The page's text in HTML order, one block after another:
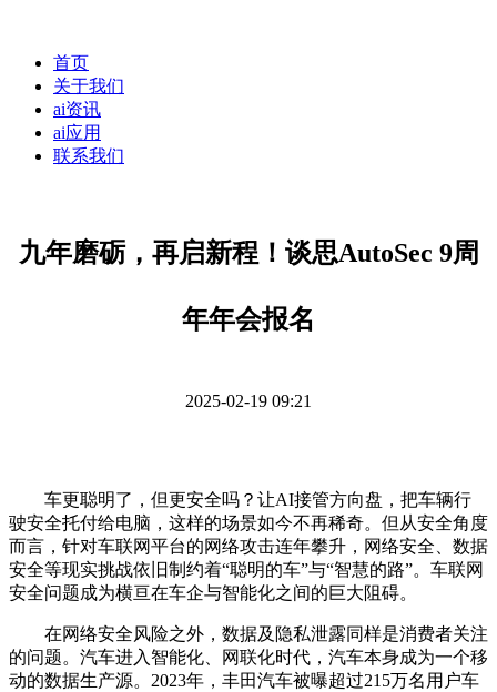
首页
关于我们
ai资讯
ai应用
联系我们
九年磨砺，再启新程！谈思AutoSec 9周
年年会报名
2025-02-19 09:21
车更聪明了，但更安全吗？让AI接管方向盘，把车辆行
驶安全托付给电脑，这样的场景如今不再稀奇。但从安全角度
而言，针对车联网平台的网络攻击连年攀升，网络安全、数据
安全等现实挑战依旧制约着“聪明的车”与“智慧的路”。车联网
安全问题成为横亘在车企与智能化之间的巨大阻碍。
在网络安全风险之外，数据及隐私泄露同样是消费者关注
的问题。汽车进入智能化、网联化时代，汽车本身成为一个移
动的数据生产源。2023年，丰田汽车被曝超过215万名用户车